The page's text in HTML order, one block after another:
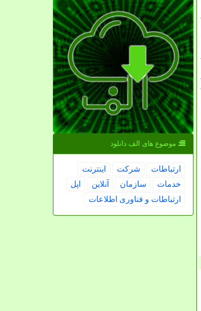
موضوع های الف دانلود
ارتباطات شركت
اینترنت
خدمات
سازمان آنلاین
اپل
ارتباطات و فناوری اطلاعات